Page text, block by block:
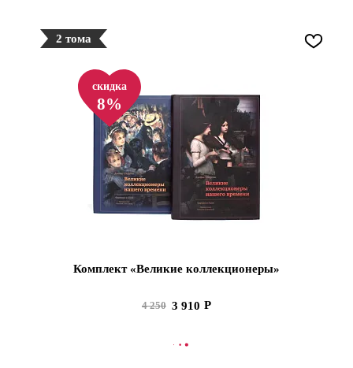
2 тома
скидка
8%
Комплект «Великие коллекционеры»
4 250 3 910
В КОРЗИНУ